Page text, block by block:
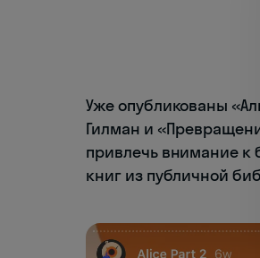
Уже опубликованы
Гилман и
привлечь внимание к
книг из публичной